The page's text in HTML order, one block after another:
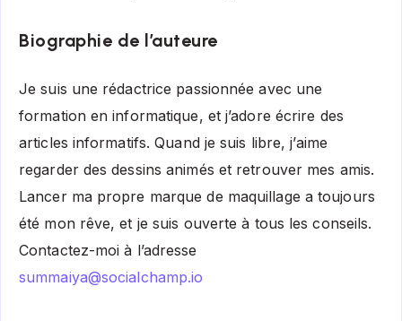
Biographie de l’auteure
Je suis une rédactrice passionnée avec une
formation en informatique, et j’adore écrire des
articles informatifs. Quand je suis libre, j’aime
regarder des dessins animés et retrouver mes amis.
Lancer ma propre marque de maquillage a toujours
été mon rêve, et je suis ouverte à tous les conseils.
Contactez-moi à l’adresse
summaiya@socialchamp.io